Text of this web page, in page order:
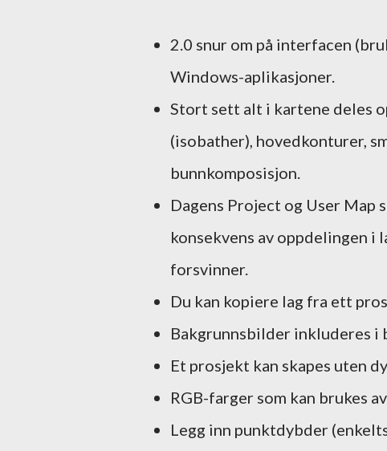
2.0 snur om på interfacen
Windows-aplikasjoner.
Stort sett alt i kartene deles
(isobather), hovedkonturer,
bunnkomposisjon.
Dagens Project og User Map
konsekvens av oppdelingen
forsvinner.
Du kan kopiere lag fra ett
Bakgrunnsbilder inkluderes i
Et prosjekt kan skapes uten
RGB-farger som kan brukes
Legg inn punktdybder